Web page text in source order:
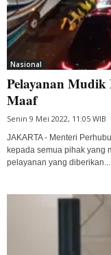
Nasional
Pelayanan
Maaf
Senin 9 Mei 2022, 11:05 WIB
JAKARTA - Menteri
kepada semua pihak yang
pelayanan yang diberikan...